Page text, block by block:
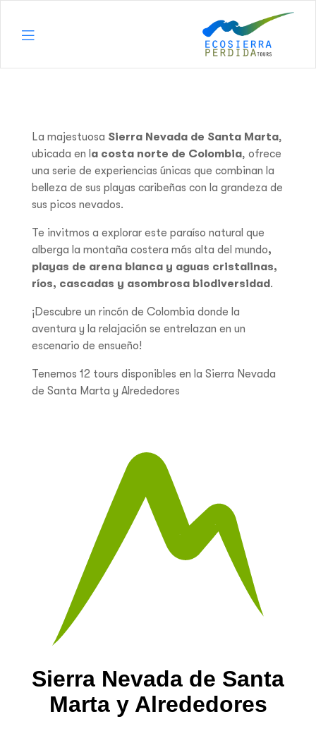
Ecosierra
Tours
Sierra Nevada de Santa
Marta y Alrededores
La majestuosa Sierra Nevada de Santa Marta,
ubicada en l a costa norte de Colombia, ofrece
una serie de experiencias únicas que combinan la
belleza de sus playas caribeñas con la grandeza de
sus picos nevados.
Te invitmos a explorar este paraíso natural que
alberga la montaña costera más alta del mundo,
playas de arena blanca y aguas cristalinas,
ríos, cascadas y asombrosa biodiversidad.
¡Descubre un rincón de Colombia donde la
aventura y la relajación se entrelazan en un
escenario de ensueño!
Tenemos 12 tours disponibles en la Sierra Nevada
de Santa Marta y Alrededores